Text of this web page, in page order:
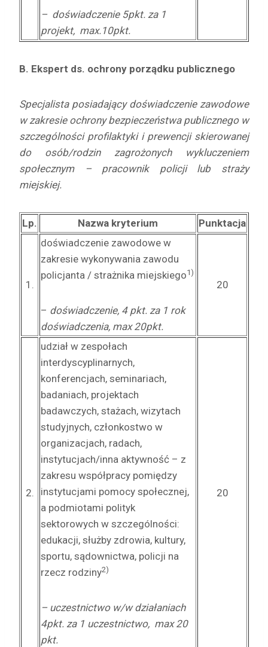
– doświadczenie 5pkt. za 1
projekt, max.10pkt.
B. Ekspert ds. ochrony porządku publicznego
Specjalista posiadający doświadczenie zawodowe
w zakresie ochrony bezpieczeństwa publicznego w
szczególności profilaktyki i prewencji skierowanej
do osób/rodzin zagrożonych wykluczeniem
społecznym – pracownik policji lub straży
miejskiej.
Lp. Nazwa kryterium Punktacja
1.
doświadczenie zawodowe w
zakresie wykonywania zawodu
policjanta / strażnika miejskiego1)
– doświadczenie, 4 pkt. za 1 rok
doświadczenia, max 20pkt.
20
2.
udział w zespołach
interdyscyplinarnych,
konferencjach, seminariach,
badaniach, projektach
badawczych, stażach, wizytach
studyjnych, członkostwo w
organizacjach, radach,
instytucjach/inna aktywność – z
zakresu współpracy pomiędzy
instytucjami pomocy społecznej,
a podmiotami polityk
sektorowych w szczególności:
edukacji, służby zdrowia, kultury,
sportu, sądownictwa, policji na
rzecz rodziny2)
– uczestnictwo w/w działaniach
4pkt. za 1 uczestnictwo, max 20
pkt.
20